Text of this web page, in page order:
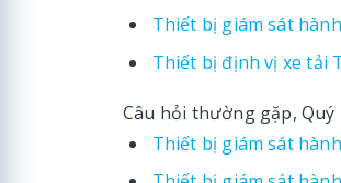
Thiết bị giám sát
Thiết bị định vị xe tải
Câu hỏi thường gặp,
Thiết bị giám sát